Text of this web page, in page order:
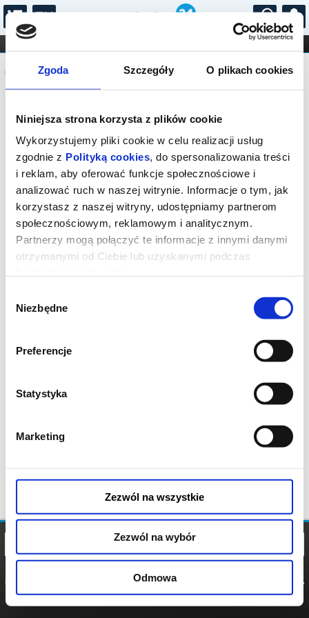
Zgoda Szczegóły O plikach cookies
Niniejsza strona korzysta z plików cookie
Wykorzystujemy pliki cookie w celu realizacji usług
zgodnie z Polityką cookies, do spersonalizowania treści
i reklam, aby oferować funkcje społecznościowe i
analizować ruch w naszej witrynie. Informacje o tym, jak
korzystasz z naszej witryny, udostępniamy partnerom
społecznościowym, reklamowym i analitycznym.
Partnerzy mogą połączyć te informacje z innymi danymi
otrzymanymi od Ciebie lub uzyskanymi podczas
zgody
Niezbędne
Preferencje
Statystyka
Marketing
Zezwól na wszystkie
Zezwól na wybór
Odmowa
...
FILHARMONIA OPERA I BALET
STAND-UP
DLA DZIECI
Komunikat
Sprzedaż biletów on-line na wydarzenie
została zakończona.
POLITYKA
POLITYKA